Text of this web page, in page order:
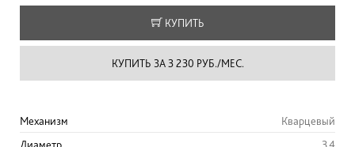
КУПИТЬ
КУПИТЬ ЗА 3 230 РУБ./МЕС.
Механизм
Кварцевый
Диаметр
34